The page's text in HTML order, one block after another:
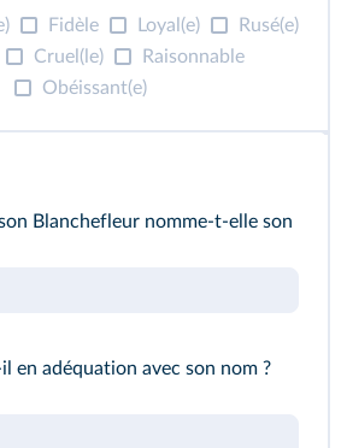
Fidèle Loyal(e)
Rusé(e)
Cruel(le)
Raisonnable
Obéissant(e)
Blanchefleur nomme-t-elle son
en adéquation avec son nom ?